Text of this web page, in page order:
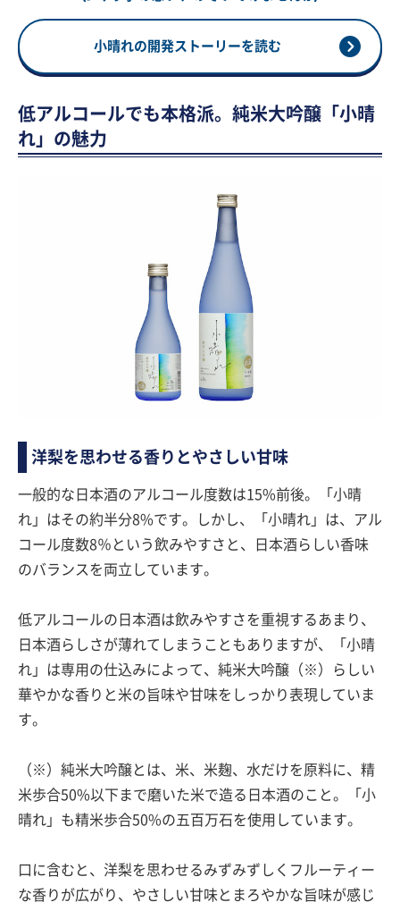
小晴れの開発ストーリーを読む
低アルコールでも本格派。純米大吟醸「小晴
れ」の魅力
洋梨を思わせる香りとやさしい甘味
一般的な日本酒のアルコール度数は15%前後。「小晴
れ」はその約半分8%です。しかし、「小晴れ」は、アル
コール度数8％という飲みやすさと、日本酒らしい香味
のバランスを両立しています。
低アルコールの日本酒は飲みやすさを重視するあまり、
日本酒らしさが薄れてしまうこともありますが、「小晴
れ」は専用の仕込みによって、純米大吟醸（※）らしい
華やかな香りと米の旨味や甘味をしっかり表現していま
す。
（※）純米大吟醸とは、米、米麹、水だけを原料に、精
米歩合50%以下まで磨いた米で造る日本酒のこと。「小
晴れ」も精米歩合50%の五百万石を使用しています。
口に含むと、洋梨を思わせるみずみずしくフルーティー
な香りが広がり、やさしい甘味とまろやかな旨味が感じ